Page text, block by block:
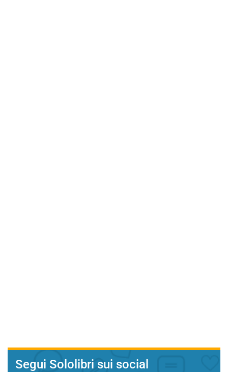
Segui Sololibri sui social